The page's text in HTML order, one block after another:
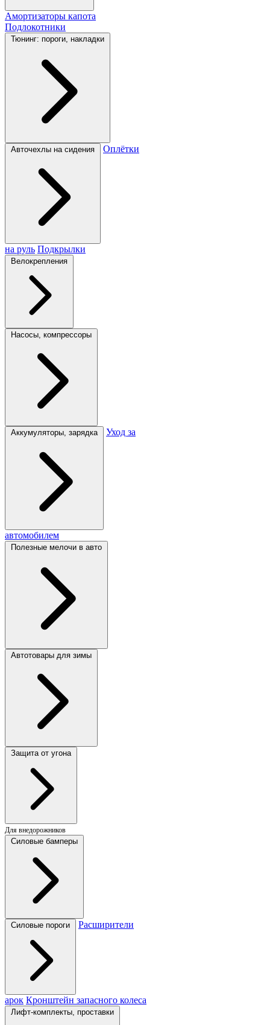
Амортизаторы капота
Подлокотники
Тюнинг: пороги, накладки
Авточехлы на сидения Оплётки
на руль Подкрылки
Велокрепления
Насосы, компрессоры
Аккумуляторы, зарядка Уход за
автомобилем
Полезные мелочи в авто
Автотовары для зимы
Защита от угона
Для внедорожников
Силовые бамперы
Силовые пороги Расширители
арок Кронштейн запасного колеса
Лифт-комплекты, проставки